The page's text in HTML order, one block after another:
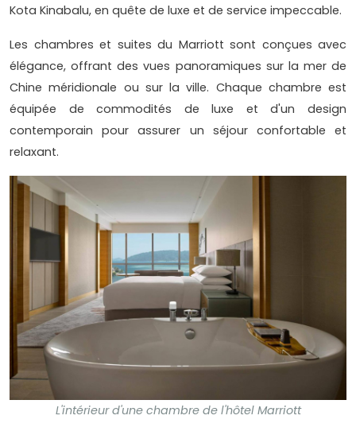
Kota Kinabalu, en quête de luxe et de service impeccable.
Les chambres et suites du Marriott sont conçues avec
élégance, offrant des vues panoramiques sur la mer de
Chine méridionale ou sur la ville. Chaque chambre est
équipée de commodités de luxe et d'un design
contemporain pour assurer un séjour confortable et
relaxant.
L'intérieur d'une chambre de l'hôtel Marriott